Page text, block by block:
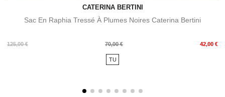
CATERINA BERTINI
Sac En Raphia Tressé À Plumes Noires Caterina Bertini
125,00 €
Prix
70,00 € 42,00 €
Prix
TU